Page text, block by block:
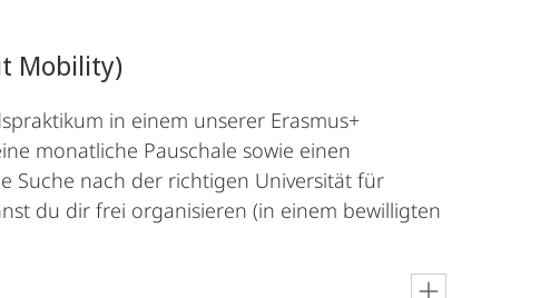
Mobility)
in einem unserer Erasmus+
monatliche Pauschale sowie einen
Suche nach der richtigen Universität für
du dir frei organisieren (in einem bewilligten